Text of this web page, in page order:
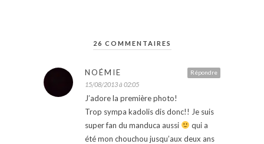
26 COMMENTAIRES
Répondre
NOÉMIE
15/08/2013 à 02:05
J’adore la première photo!
Trop sympa kadolis dis donc!! Je suis
super fan du manduca aussi
qui a
été mon chouchou jusqu’aux deux ans